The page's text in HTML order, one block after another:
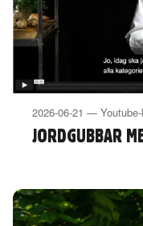
2026-06-21 —
JORDGUBBAR